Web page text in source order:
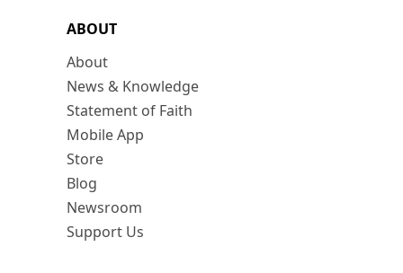
ABOUT
About
News & Knowledge
Statement of Faith
Mobile App
Store
Blog
Newsroom
Support Us